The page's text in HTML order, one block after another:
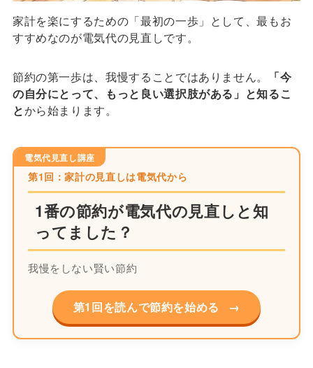
家計を楽にするための「最初の一歩」として、最もお
すすめなのが電気代の見直しです。
節約の第一歩は、我慢することではありません。
「今
の自分にとって、もっと良い選択肢がある」と知るこ
とから始まります。
電気代見直し講座
第1回：家計の見直しは電気代から
1番の節約が電気代の見直しと知
ってました？
我慢をしない賢い節約
第1回を読んで節約を始める →